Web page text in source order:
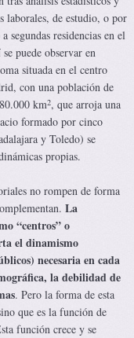
laborales, de estudio, o por
segundas residencias en el
puede observar en
situada en el centro
con una población de
km2, que arroja una
formado por cinco
y Toledo) se
propias.
no rompen de forma
La
“centros” o
el dinamismo
necesaria en cada
la debilidad de
. Pero la forma de esta
que es la función de
función crece y se